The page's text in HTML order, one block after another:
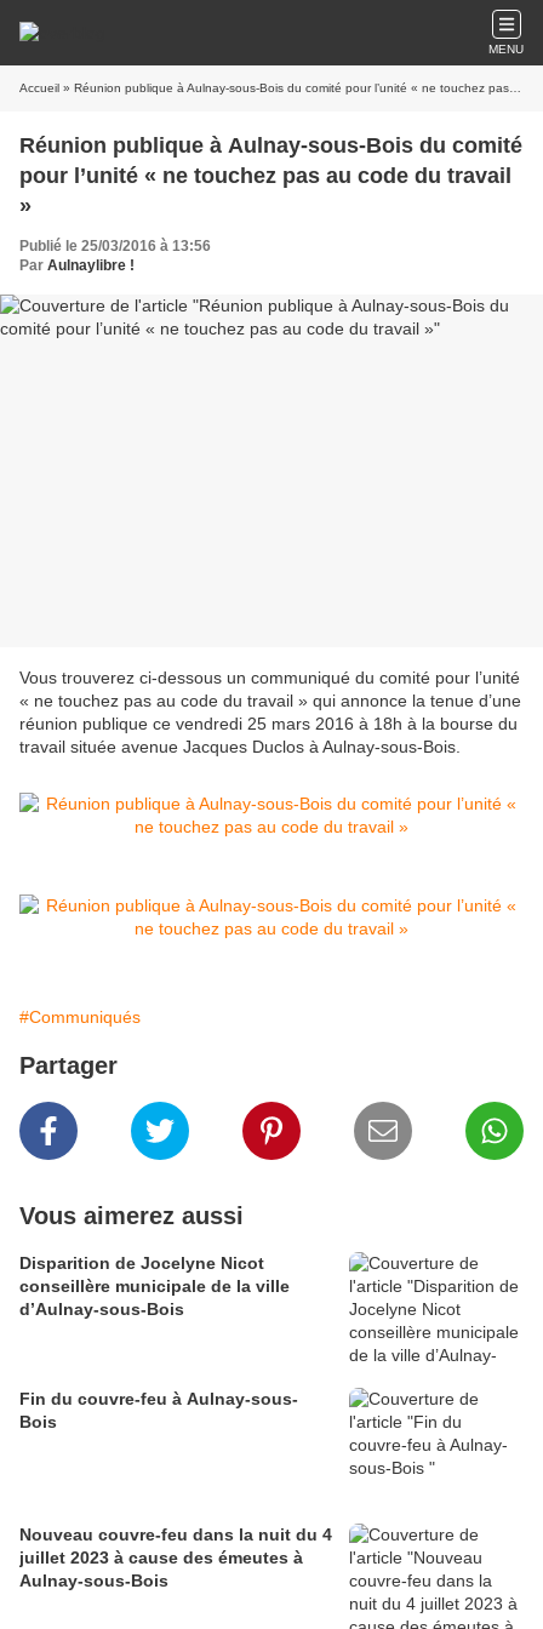
MENU
Accueil » Réunion publique à Aulnay-sous-Bois du comité pour l’unité « ne touchez pas au code du travail »
Réunion publique à Aulnay-sous-Bois du comité
pour l’unité « ne touchez pas au code du travail
»
Publié le 25/03/2016 à 13:56
Par Aulnaylibre !
Vous trouverez ci-dessous un communiqué du comité pour l’unité
« ne touchez pas au code du travail » qui annonce la tenue d’une
réunion publique ce vendredi 25 mars 2016 à 18h à la bourse du
travail située avenue Jacques Duclos à Aulnay-sous-Bois.
#Communiqués
Partager
Vous aimerez aussi
Disparition de Jocelyne Nicot
conseillère municipale de la ville
d’Aulnay-sous-Bois
Fin du couvre-feu à Aulnay-sous-
Bois
Nouveau couvre-feu dans la nuit du 4
juillet 2023 à cause des émeutes à
Aulnay-sous-Bois